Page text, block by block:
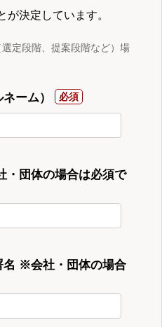
が決定しています。
定段階、提案段階など）場
ーム）
団体の場合は必須で
名 ※会社・団体の場合